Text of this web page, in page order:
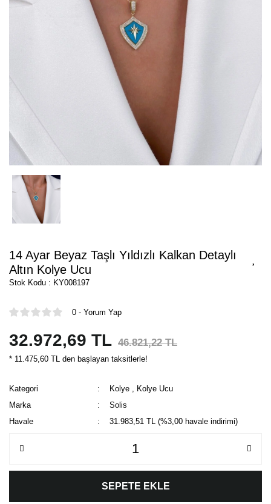
14 Ayar Beyaz Taşlı Yıldızlı Kalkan Detaylı
Altın Kolye Ucu
Stok Kodu : KY008197
0 - Yorum Yap
32.972,69 TL 46.821,22 TL
* 11.475,60 TL den başlayan taksitlerle!
Kategori Kolye
Kolye Ucu
Marka
Solis
Havale
31.983,51 TL (%3,00 havale indirimi)
SEPETE EKLE